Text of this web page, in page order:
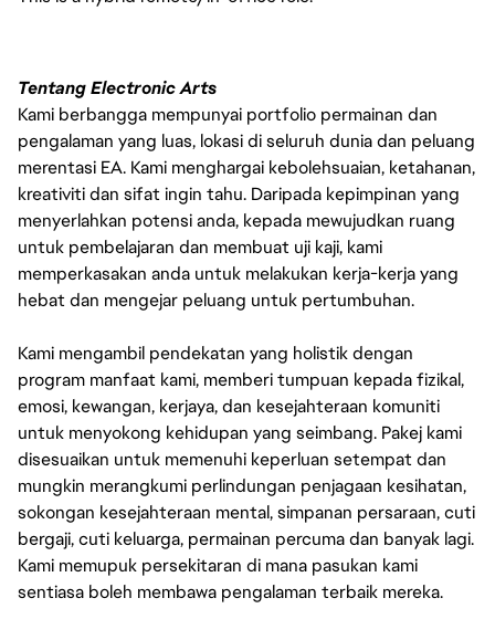
Tentang Electronic Arts
Kami berbangga mempunyai portfolio permainan dan
pengalaman yang luas, lokasi di seluruh dunia dan peluang
merentasi EA. Kami menghargai kebolehsuaian, ketahanan,
kreativiti dan sifat ingin tahu. Daripada kepimpinan yang
menyerlahkan potensi anda, kepada mewujudkan ruang
untuk pembelajaran dan membuat uji kaji, kami
memperkasakan anda untuk melakukan kerja-kerja yang
hebat dan mengejar peluang untuk pertumbuhan.
Kami mengambil pendekatan yang holistik dengan
program manfaat kami, memberi tumpuan kepada fizikal,
emosi, kewangan, kerjaya, dan kesejahteraan komuniti
untuk menyokong kehidupan yang seimbang. Pakej kami
disesuaikan untuk memenuhi keperluan setempat dan
mungkin merangkumi perlindungan penjagaan kesihatan,
sokongan kesejahteraan mental, simpanan persaraan, cuti
bergaji, cuti keluarga, permainan percuma dan banyak lagi.
Kami memupuk persekitaran di mana pasukan kami
sentiasa boleh membawa pengalaman terbaik mereka.